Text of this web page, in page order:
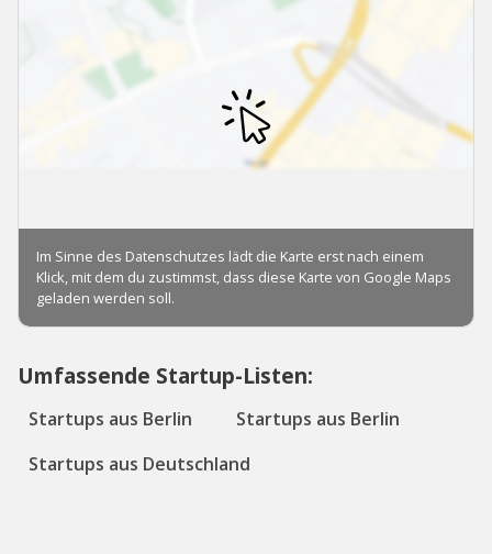
Umfassende Startup-Listen:
Startups aus Berlin
Startups aus Berlin
Startups aus Deutschland